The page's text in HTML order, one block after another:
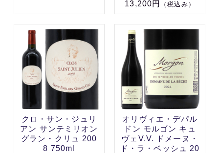
13,200円
（税込み）
クロ・サン・ジュリ
アン サンテミリオン
グラン・クリュ 200
8 750ml
オリヴィエ・デパル
ドン モルゴン キュ
ヴェV.V. ドメーヌ・
ド・ラ・ベッシュ 20